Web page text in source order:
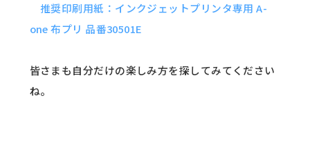
推奨印刷用紙：インクジェットプリンタ専用 A-
one 布プリ 品番30501E
皆さまも自分だけの楽しみ方を探してみてください
ね。